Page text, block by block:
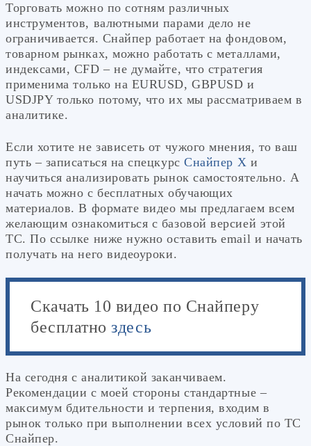
Торговать можно по сотням различных
инструментов, валютными парами дело не
ограничивается. Снайпер работает на фондовом,
товарном рынках, можно работать с металлами,
индексами, CFD – не думайте, что стратегия
применима только на EURUSD, GBPUSD и
USDJPY только потому, что их мы рассматриваем в
аналитике.
Если хотите не зависеть от чужого мнения, то ваш
путь – записаться на спецкурсСнайпер Х и
научиться анализировать рынок самостоятельно. А
начать можно с бесплатных обучающих
материалов. В формате видео мы предлагаем всем
желающим ознакомиться с базовой версией этой
ТС. По ссылке ниже нужно оставить email и начать
получать на него видеоуроки.
Скачать 10 видео по Снайперу
бесплатноздесь
На сегодня с аналитикой заканчиваем.
Рекомендации с моей стороны стандартные –
максимум бдительности и терпения, входим в
рынок только при выполнении всех условий по ТС
Снайпер.